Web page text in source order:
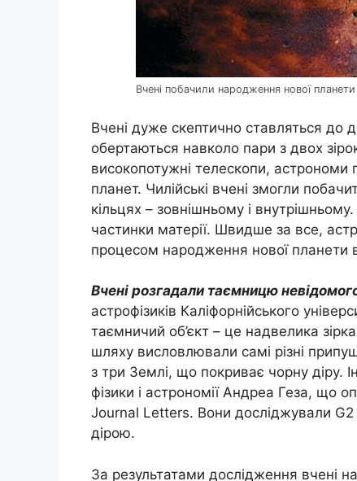
Вчені побачили народження нової планети
Вчені дуже скептично ставляться до
обертаються навколо пари з двох
високопотужні телескопи, астрономи
планет. Чилійські вчені змогли
кільцях – зовнішньому і
частинки матерії. Швидше за все,
процесом народження нової планети
Вчені розгадали таємницю
астрофізиків Каліфорнійського
таємничий об’єкт – це надвелика
шляху висловлювали самі різні
з три Землі, що покриває чорну діру.
фізики і астрономії Андреа Геза, що
Journal Letters. Вони досліджували
дірою.
За результатами дослідження вчені